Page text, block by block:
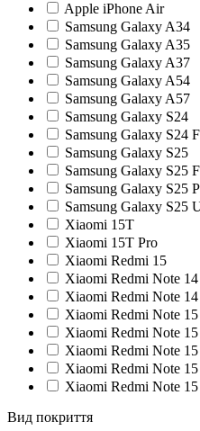
Apple iPhone Air
Samsung Galaxy A34
Samsung Galaxy A35
Samsung Galaxy A37
Samsung Galaxy A54
Samsung Galaxy A57
Samsung Galaxy S24
Samsung Galaxy S24
Samsung Galaxy S25
Samsung Galaxy S25
Samsung Galaxy S25
Samsung Galaxy S25
Xiaomi 15T
Xiaomi 15T Pro
Xiaomi Redmi 15
Xiaomi Redmi Note 14
Xiaomi Redmi Note
Xiaomi Redmi Note 15
Xiaomi Redmi Note
Xiaomi Redmi Note
Xiaomi Redmi Note
Xiaomi Redmi Note
Вид покриття